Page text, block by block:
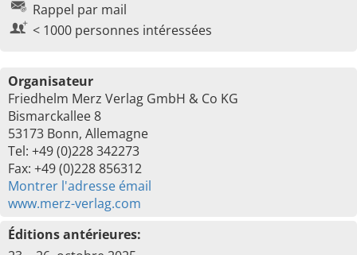
Rappel par mail
< 1000 personnes intéressées
Organisateur
Friedhelm Merz Verlag GmbH & Co KG
Bismarckallee 8
53173 Bonn, Allemagne
Tel: +49 (0)228 342273
Fax: +49 (0)228 856312
Montrer l'adresse émail
www.merz-verlag.com
Éditions antérieures: